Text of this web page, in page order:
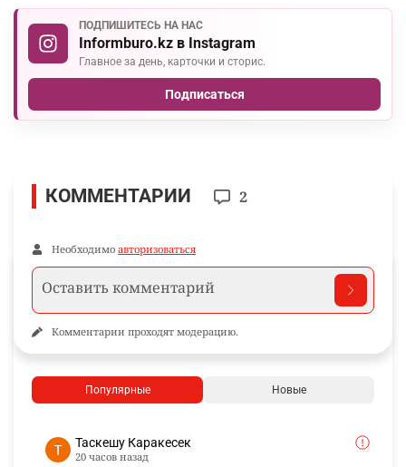
ПОДПИШИТЕСЬ НА НАС
Informburo.kz в Instagram
Главное за день, карточки и сторис.
Подписаться
КОММЕНТАРИИ 2
Необходимо авторизоваться
Комментарии проходят модерацию.
Популярные Новые
Таскешу Каракесек
20 часов назад